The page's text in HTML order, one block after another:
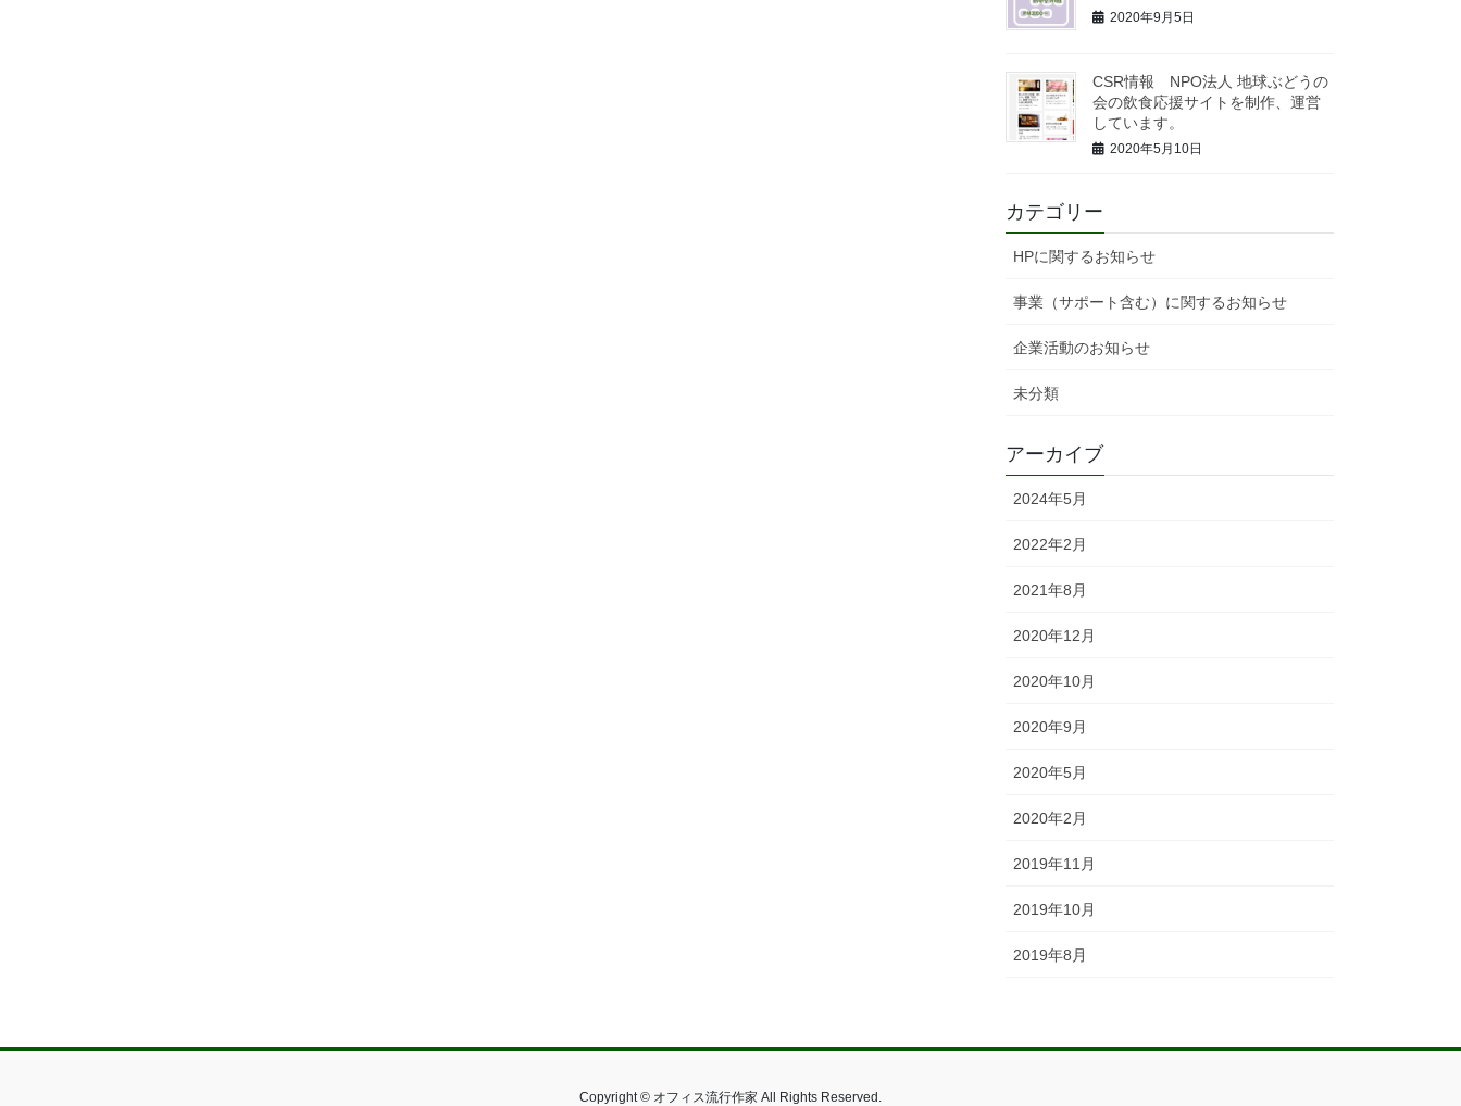
2020年9月5日
CSR情報 NPO法人 地球ぶどうの
会の飲食応援サイトを制作、運営
しています。
2020年5月10日
カテゴリー
HPに関するお知らせ
事業（サポート含む）に関するお知らせ
企業活動のお知らせ
未分類
アーカイブ
2024年5月
2022年2月
2021年8月
2020年12月
2020年10月
2020年9月
2020年5月
2020年2月
2019年11月
2019年10月
2019年8月
Copyright © オフィス流行作家 All Rights Reserved.